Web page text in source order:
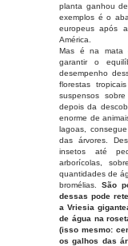
planta ganhou
exemplos é o
europeus após
América.
Mas é na mata
garantir o
desempenho
florestas
suspensos
depois da
enorme de
lagoas,
das árvores.
insetos até
arborícolas,
quantidades de
bromélias.São
dessas pode
a Vriesia
de água na
(isso mesmo:
os galhos das